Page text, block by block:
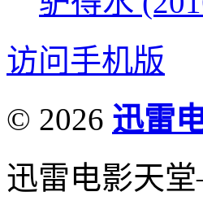
访问手机版
© 2026 迅雷
迅雷电影天